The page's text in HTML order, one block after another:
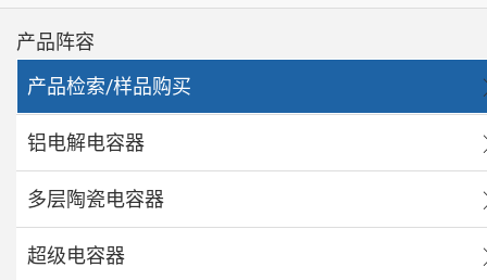
产品阵容
产品检索/样品购买
铝电解电容器
多层陶瓷电容器
超级电容器